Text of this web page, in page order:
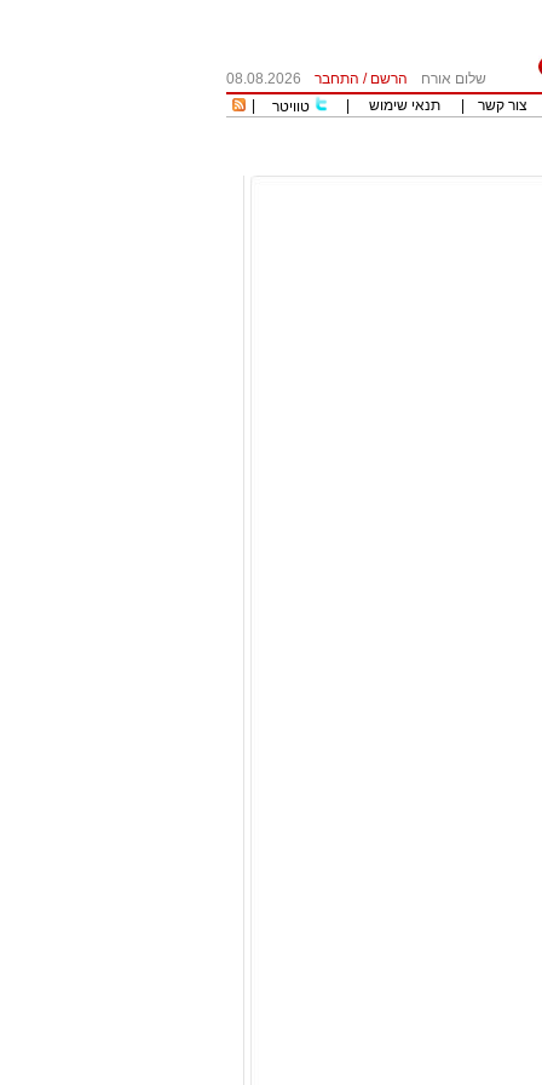
שלום אורח הרשם / התחבר
08.08.2026
צור קשר תנאי שימוש טוויטר